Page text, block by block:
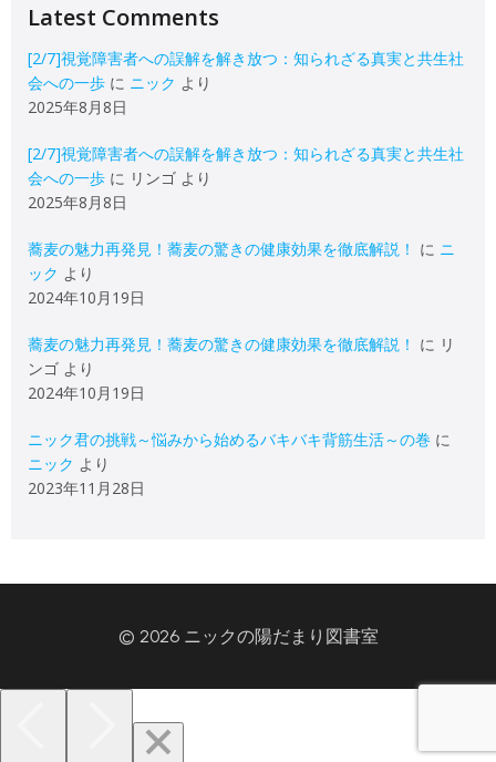
Latest Comments
[2/7]視覚障害者への誤解を解き放つ：知られざる真実と共生社
会への一歩 に ニック より
2025年8月8日
[2/7]視覚障害者への誤解を解き放つ：知られざる真実と共生社
会への一歩 に リンゴ より
2025年8月8日
蕎麦の魅力再発見！蕎麦の驚きの健康効果を徹底解説！ に ニ
ック より
2024年10月19日
蕎麦の魅力再発見！蕎麦の驚きの健康効果を徹底解説！ に リ
ンゴ より
2024年10月19日
ニック君の挑戦～悩みから始めるバキバキ背筋生活～の巻 に
ニック より
2023年11月28日
© 2026 ニックの陽だまり図書室